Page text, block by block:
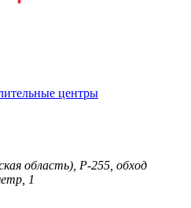
центры
область), Р-255, обход
1